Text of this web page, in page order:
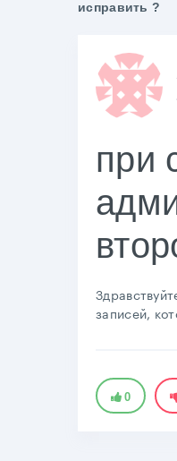
исправить ?
при
записей,
0